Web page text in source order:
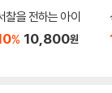
찰을 전하는 아이
% 10,800원